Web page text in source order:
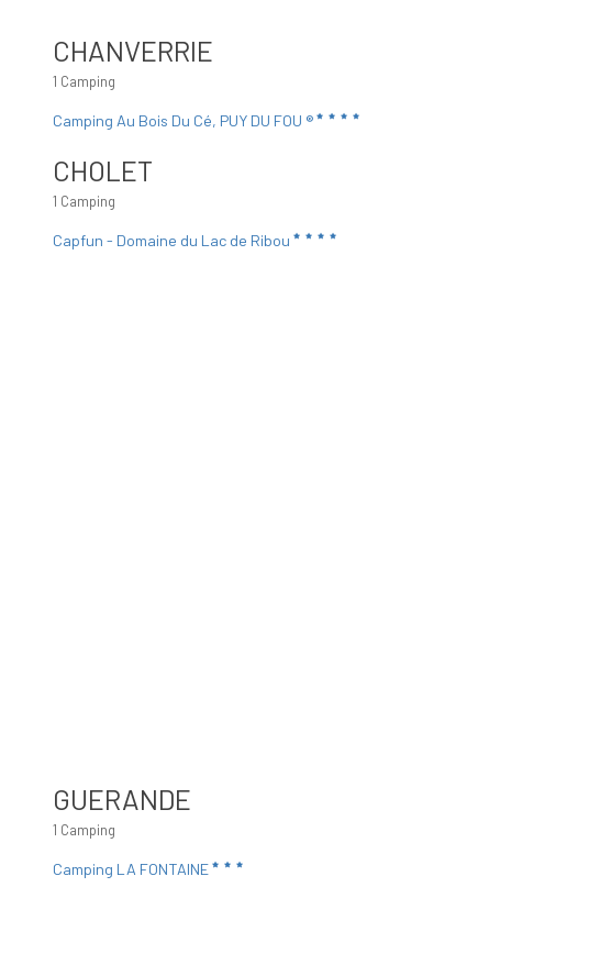
CHANVERRIE
1 Camping
Camping Au Bois Du Cé, PUY DU FOU ®
CHOLET
1 Camping
Capfun - Domaine du Lac de Ribou
GUERANDE
1 Camping
Camping LA FONTAINE